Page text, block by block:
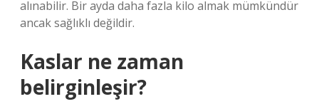
alınabilir. Bir ayda daha fazla kilo almak mümkündür
ancak sağlıklı değildir.
Kaslar ne zaman
belirginleşir?